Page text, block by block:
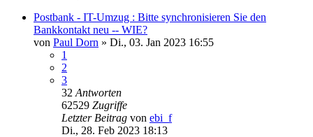
Postbank - IT-Umzug : Bitte synchronisieren Sie den
Bankkontakt neu -- WIE?
von Paul Dorn » Di., 03. Jan 2023 16:55
1
2
3
32 Antworten
62529 Zugriffe
Letzter Beitrag von ebi_f
Di., 28. Feb 2023 18:13